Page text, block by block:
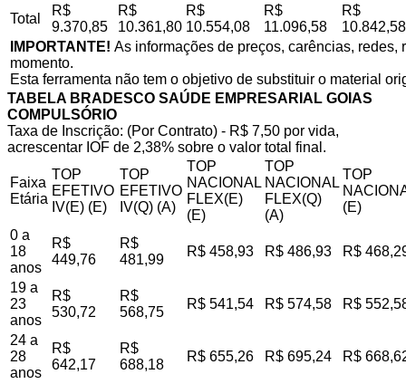
Total
R$
9.370,85
R$
10.361,80
R$
10.554,08
R$
11.096,58
R$
10.842,58
IMPORTANTE! As informações de preços, carências,
momento.
Esta ferramenta não tem o objetivo de substituir o material
TABELA BRADESCO SAÚDE EMPRESARIAL GOIAS
COMPULSÓRIO
Taxa de Inscrição: (Por Contrato) - R$ 7,50 por vida,
acrescentar IOF de 2,38% sobre o valor total final.
Faixa
Etária
TOP
EFETIVO
IV(E) (E)
TOP
EFETIVO
IV(Q) (A)
TOP
NACIONAL
FLEX(E)
(E)
TOP
NACIONAL
FLEX(Q)
(A)
TOP
(E)
0 a
18
anos
R$
449,76
R$
481,99
R$ 458,93 R$ 486,93 R$
19 a
23
anos
R$
530,72
R$
568,75
R$ 541,54 R$ 574,58 R$
24 a
28
anos
R$
642,17
R$
688,18
R$ 655,26 R$ 695,24 R$